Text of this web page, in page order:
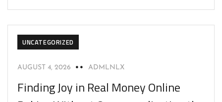
UNCATEGORIZED
AUGUST 4, 2026 ADMLNLX
Finding Joy in Real Money Online